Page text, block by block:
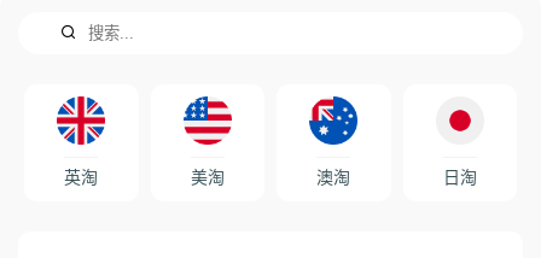
英淘 美淘 澳淘 日淘